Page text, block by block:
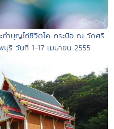
ำบุญไถ่ชีวิตโค-กระบือ ณ วัดศรี
รี วันที่ 1-17 เมษายน 2555